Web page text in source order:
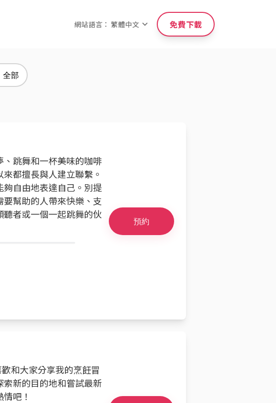
網站語言： 繁體中文 免費下載
全部
跳舞和一杯美味的咖啡
都擅長與人建立聯繫。
自由地表達自己。別提
幫助的人帶來快樂、支
者或一個一起跳舞的伙
預約
和大家分享我的烹飪冒
新的目的地和嘗試最新
吧！